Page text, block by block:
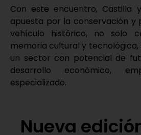
Con este encuentro, Castilla
apuesta por la conservación y
vehículo histórico, no solo
memoria cultural y
un sector con potencial de
desarrollo económico,
especializado.
Nueva